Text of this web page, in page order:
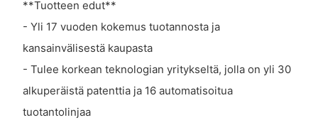
**Tuotteen edut**
- Yli 17 vuoden kokemus tuotannosta ja
kansainvälisestä kaupasta
- Tulee korkean teknologian yritykseltä, jolla on yli 30
alkuperäistä patenttia ja 16 automatisoitua
tuotantolinjaa